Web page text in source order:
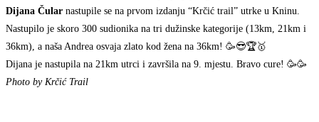
Dijana Čular nastupile se na prvom izdanju “Krčić trail” utrke u Kninu.
Nastupilo je skoro 300 sudionika na tri dužinske kategorije (13km, 21km i
36km), a naša Andrea osvaja zlato kod žena na 36km! 🥳😎🏆🥇
Dijana je nastupila na 21km utrci i završila na 9. mjestu. Bravo cure! 🥳🥳
Photo by Krčić Trail